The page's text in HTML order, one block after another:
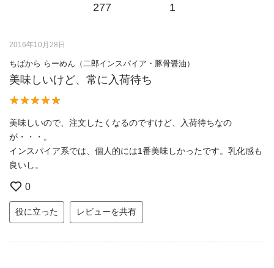
277 1
2016年10月28日
ちばから らーめん（二郎インスパイア・豚骨醤油）
美味しいけど、常に入荷待ち
美味しいので、注文したくなるのですけど、入荷待ちなの
が・・・。
インスパイア系では、個人的には1番美味しかったです。乳化感も
良いし。
0
役に立った レビューを共有